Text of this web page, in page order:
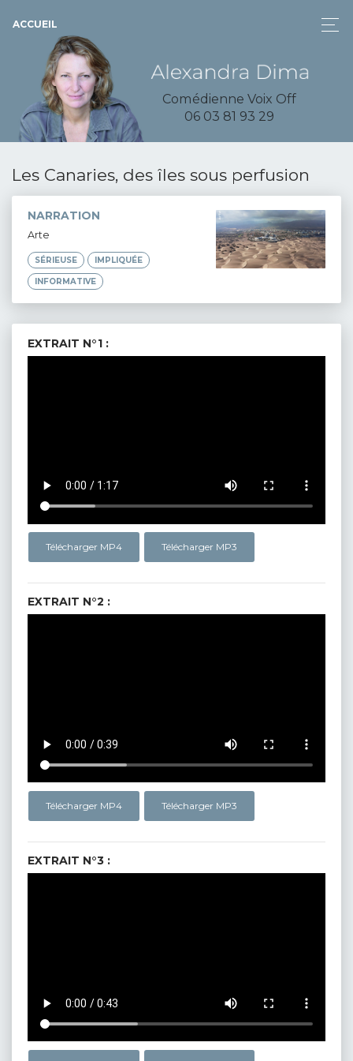
ACCUEIL
Comédienne Voix Off
06 03 81 93 29
Les Canaries, des îles sous perfusion
NARRATION
Arte
SÉRIEUSE IMPLIQUÉE
INFORMATIVE
EXTRAIT N°1 :
Télécharger MP4 Télécharger MP3
EXTRAIT N°2 :
Télécharger MP4 Télécharger MP3
EXTRAIT N°3 :